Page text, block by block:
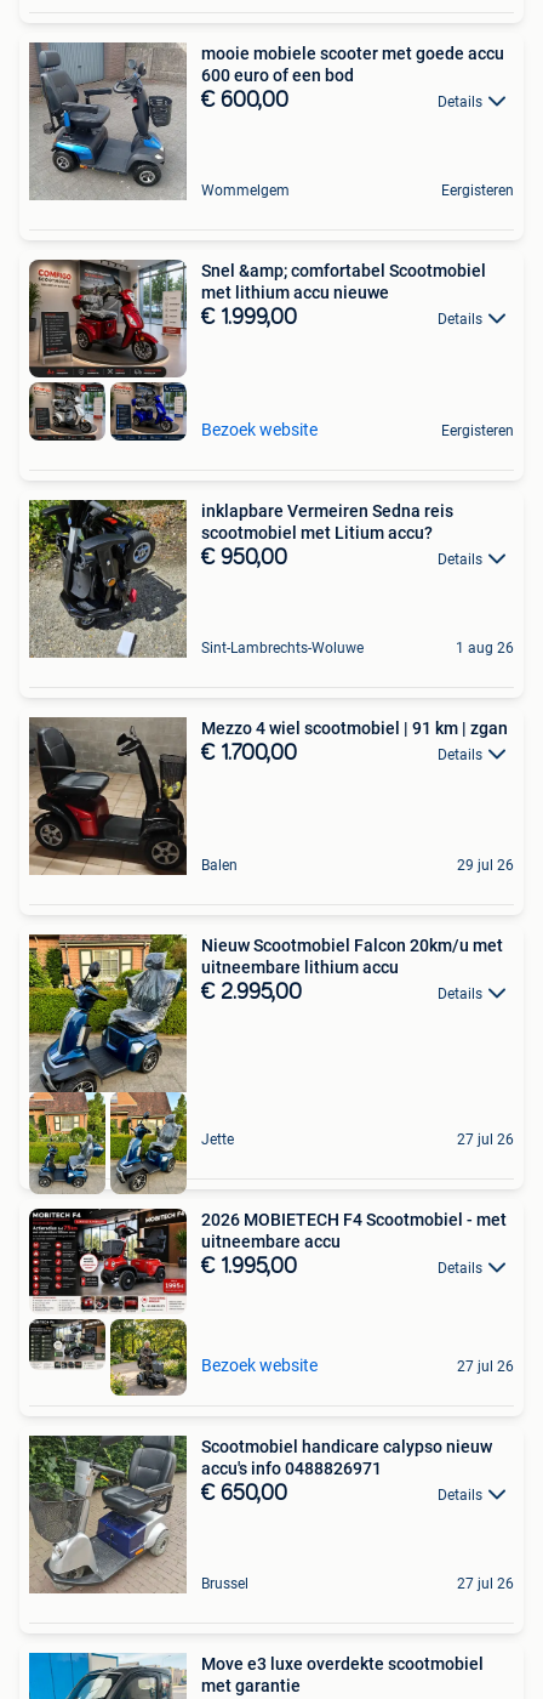
mooie mobiele scooter met goede accu
600 euro of een bod
€ 600,00 Details
Wommelgem Eergisteren
Snel &amp; comfortabel Scootmobiel
met lithium accu nieuwe
€ 1.999,00 Details
Bezoek website Eergisteren
inklapbare Vermeiren Sedna reis
scootmobiel met Litium accu?
€ 950,00 Details
Sint-Lambrechts-Woluwe 1 aug 26
Mezzo 4 wiel scootmobiel | 91 km | zgan
€ 1.700,00 Details
Balen 29 jul 26
Nieuw Scootmobiel Falcon 20km/u met
uitneembare lithium accu
€ 2.995,00 Details
Jette 27 jul 26
2026 MOBIETECH F4 Scootmobiel - met
uitneembare accu
€ 1.995,00 Details
Bezoek website 27 jul 26
Scootmobiel handicare calypso nieuw
accu's info 0488826971
€ 650,00 Details
Brussel 27 jul 26
Move e3 luxe overdekte scootmobiel
met garantie